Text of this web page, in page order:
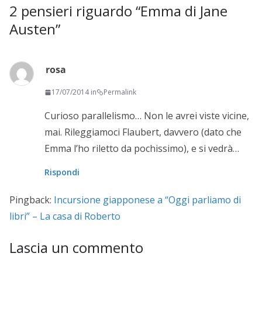
2 pensieri riguardo “Emma di Jane
Austen”
rosa
17/07/2014 in Permalink
Curioso parallelismo… Non le avrei viste vicine,
mai. Rileggiamoci Flaubert, davvero (dato che
Emma l’ho riletto da pochissimo), e si vedrà…
Rispondi
Pingback: Incursione giapponese a “Oggi parliamo di
libri” – La casa di Roberto
Lascia un commento